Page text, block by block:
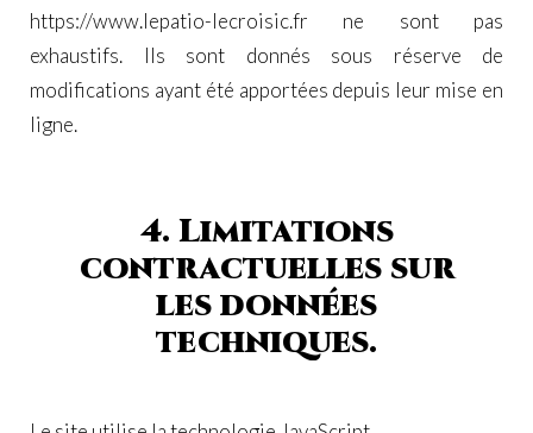
https://www.lepatio-lecroisic.fr ne sont pas
exhaustifs. Ils sont donnés sous réserve de
modifications ayant été apportées depuis leur mise en
ligne.
4. Limitations
contractuelles sur
les données
techniques.